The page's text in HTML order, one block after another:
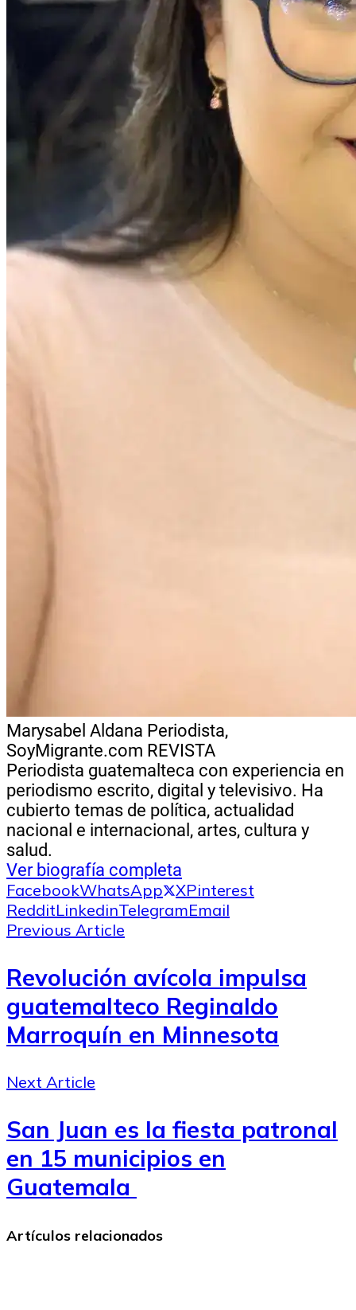
Marysabel Aldana Periodista,
SoyMigrante.com REVISTA
Periodista guatemalteca con experiencia en
periodismo escrito, digital y televisivo. Ha
cubierto temas de política, actualidad
nacional e internacional, artes, cultura y
salud.
Ver biografía completa
FacebookWhatsApp XPinterest
RedditLinkedinTelegramEmail
Previous Article
Revolución avícola impulsa
guatemalteco Reginaldo
Marroquín en Minnesota
Next Article
San Juan es la fiesta patronal
en 15 municipios en
Guatemala
Artículos relacionados